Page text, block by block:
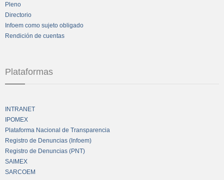
Pleno
Directorio
Infoem como sujeto obligado
Rendición de cuentas
Plataformas
INTRANET
IPOMEX
Plataforma Nacional de Transparencia
Registro de Denuncias (Infoem)
Registro de Denuncias (PNT)
SAIMEX
SARCOEM